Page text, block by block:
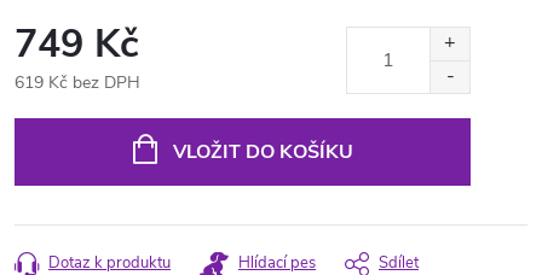
749 Kč
619 Kč bez DPH
VLOŽIT DO KOŠÍKU
Dotaz k produktu Hlídací pes Sdílet